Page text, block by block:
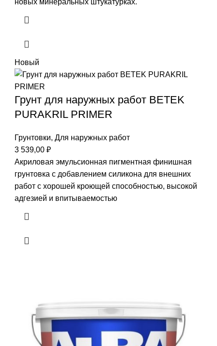
Новый
Грунт для наружных работ BETEK
PURAKRIL PRIMER
Грунтовки, Для наружных работ
3 539,00 ₽
Акриловая эмульсионная пигментная финишная
грунтовка с добавлением силикона для внешних
работ с хорошей кроющей способностью, высокой
адгезией и впитываемостью